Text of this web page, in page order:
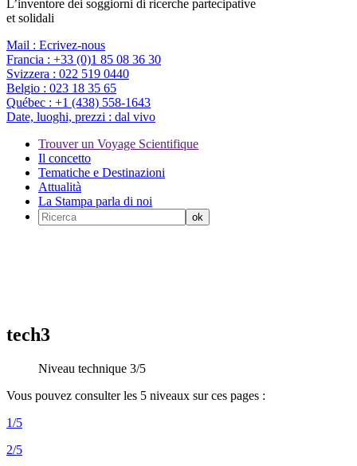
L’inventore dei soggiorni di ricerche partecipative
et solidali
Mail : Ecrivez-nous
Francia : +33 (0)1 85 08 36 30
Svizzera : 022 519 0440
Belgio : 023 18 35 65
Québec : +1 (438) 558-1643
Date, luoghi, prezzi : dal vivo
Trouver un Voyage Scientifique
Il concetto
Tematiche e Destinazioni
Attualità
La Stampa parla di noi
tech3
Niveau technique 3/5
Vous pouvez consulter les 5 niveaux sur ces pages :
1/5
2/5